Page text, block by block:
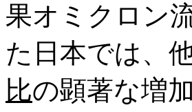
果オミクロン
た日本では、
比の顕著な増